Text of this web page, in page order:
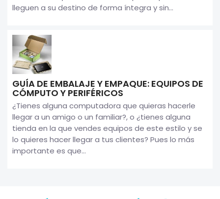
lleguen a su destino de forma íntegra y sin...
GUÍA DE EMBALAJE Y EMPAQUE: EQUIPOS DE
CÓMPUTO Y PERIFÉRICOS
¿Tienes alguna computadora que quieras hacerle
llegar a un amigo o un familiar?, o ¿tienes alguna
tienda en la que vendes equipos de este estilo y se
lo quieres hacer llegar a tus clientes? Pues lo más
importante es que...